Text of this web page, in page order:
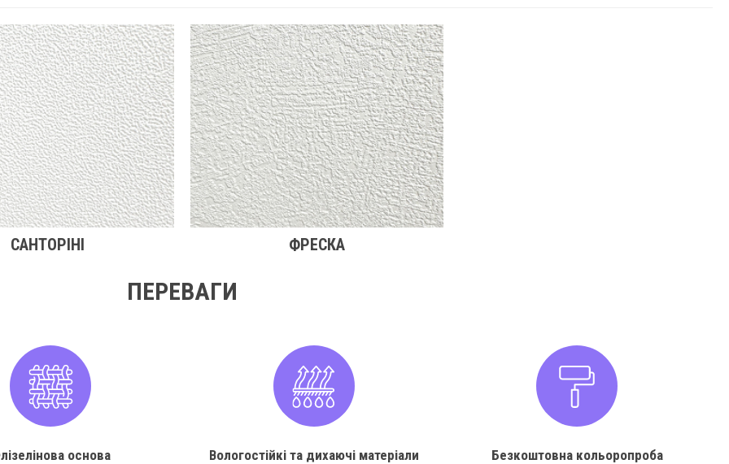
САНТОРІНІ ФРЕСКА
ПЕРЕВАГИ
основа Вологостійкі та дихаючі матеріали Безкоштовна кольоропроба